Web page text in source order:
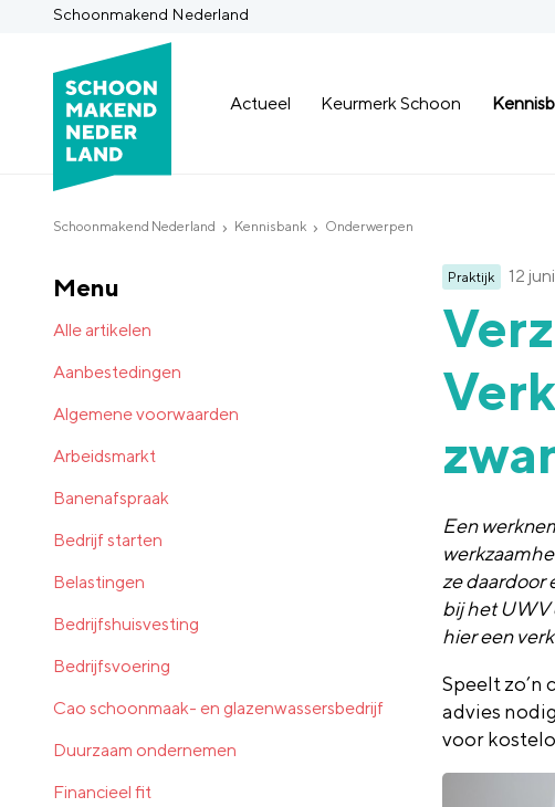
Schoonmakend Nederland
Actueel Keurmerk Schoon
Schoonmakend Nederland Kennisbank Onderwerpen
Praktijk 12
Een
ze daardoor
bij het UWV
hier een
Speelt zo’n
advies
voor
Menu
Alle artikelen
Aanbestedingen
Algemene voorwaarden
Arbeidsmarkt
Banenafspraak
Bedrijf starten
Belastingen
Bedrijfshuisvesting
Bedrijfsvoering
Cao schoonmaak- en glazenwassersbedrijf
Duurzaam ondernemen
Financieel fit